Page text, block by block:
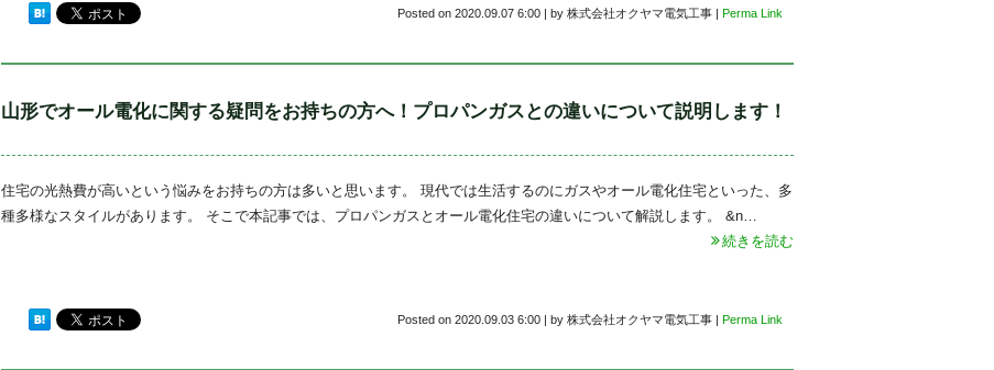
Posted on 2020.09.07 6:00 | by 株式会社オクヤマ電気工事 | Perma Link
山形でオール電化に関する疑問をお持ちの方へ！プロパンガスとの違いについて説明します！
住宅の光熱費が高いという悩みをお持ちの方は多いと思います。 現代では生活するのにガスやオール電化住宅といった、多
種多様なスタイルがあります。 そこで本記事では、プロパンガスとオール電化住宅の違いについて解説します。 &n…
続きを読む
Posted on 2020.09.03 6:00 | by 株式会社オクヤマ電気工事 | Perma Link